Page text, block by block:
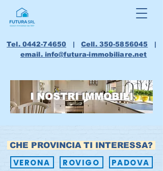
Tel. 0442-74650 |Cell. 350-5856045 |
email. info@futura-immobiliare.net
I NOSTRI IMMOBILI
CHE PROVINCIA TI INTERESSA?
VERONA ROVIGO
PADOVA